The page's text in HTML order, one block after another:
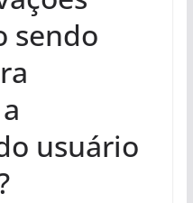
sendo
usuário